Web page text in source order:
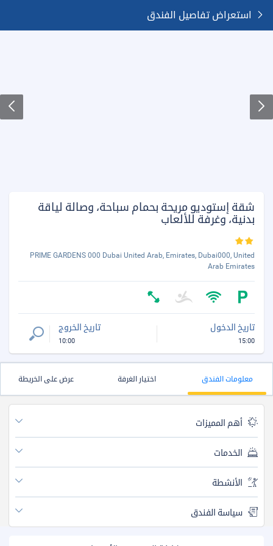
استعراض تفاصيل الفندق
شقة إستوديو مريحة بحمام سباحة، وصالة لياقة
بدنية، وغرفة للألعاب
PRIME GARDENS 000 Dubai United Arab, Emirates, Dubai000, United
Arab Emirates
تاريخ الدخول
15:00
تاريخ الخروج
10:00
معلومات الفندق اختيار الغرفة عرض على الخريطة
أهم المميزات
الخدمات
الأنشطة
سياسة الفندق